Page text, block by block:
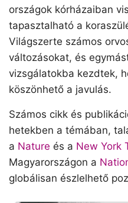
országok kórházaiban
tapasztalható a
Világszerte számos
változásokat, és
vizsgálatokba kezdtek,
köszönhető a javulás.
Számos cikk és
hetekben a témában,
a Nature és a New York
Magyarországon a
globálisan észlelhető